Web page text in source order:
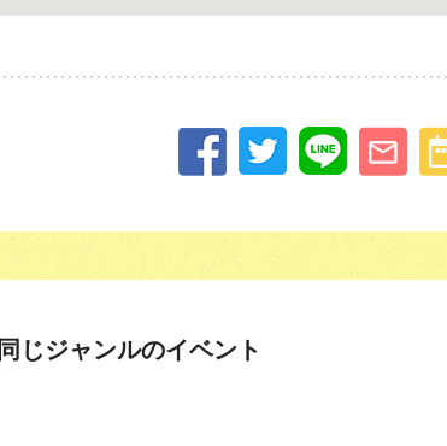
同じジャンルのイベント